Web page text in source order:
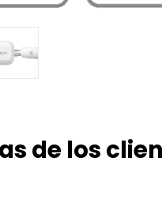
de los